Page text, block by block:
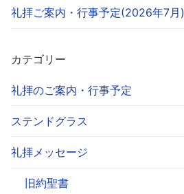
礼拝ご案内・行事予定(2026年7月)
カテゴリー
礼拝のご案内・行事予定
ステンドグラス
礼拝メッセージ
旧約聖書